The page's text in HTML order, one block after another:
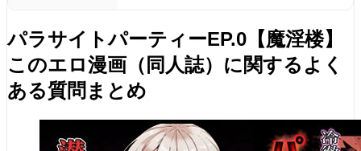
パラサイトパーティーEP.0【魔淫楼】
このエロ漫画（同人誌）に関するよく
ある質問まとめ